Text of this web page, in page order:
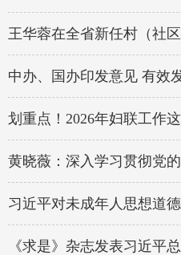
王华蓉在全省新任村（社
中办、国办印发意见 有效
划重点！2026年妇联工作
黄晓薇：深入学习贯彻党
习近平对未成年人思想道
《求是》杂志发表习近平